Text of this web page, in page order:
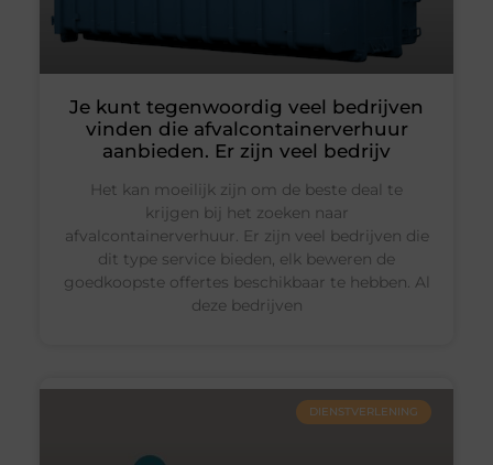
Je kunt tegenwoordig veel bedrijven
vinden die afvalcontainerverhuur
aanbieden. Er zijn veel bedrijv
Het kan moeilijk zijn om de beste deal te
krijgen bij het zoeken naar
afvalcontainerverhuur. Er zijn veel bedrijven die
dit type service bieden, elk beweren de
goedkoopste offertes beschikbaar te hebben. Al
deze bedrijven
DIENSTVERLENING